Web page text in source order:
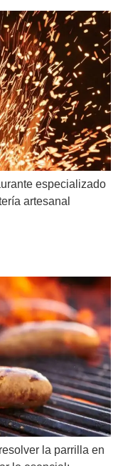
especializado
artesanal
la parrilla en